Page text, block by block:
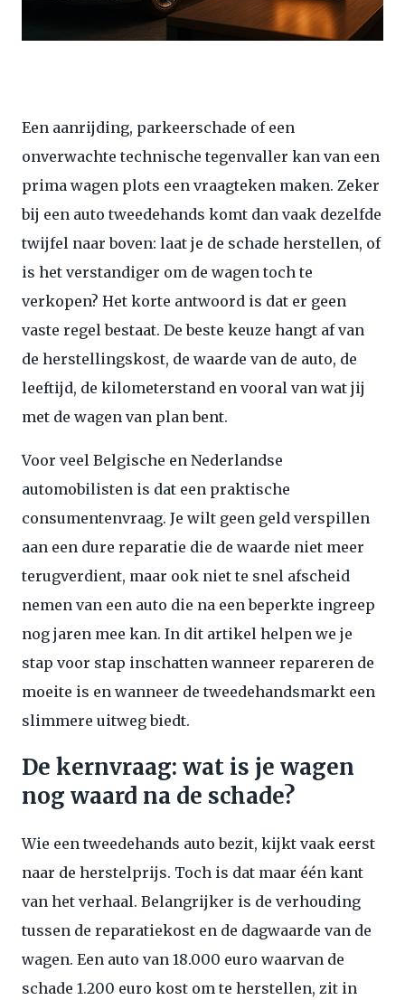
Een aanrijding, parkeerschade of een
onverwachte technische tegenvaller kan van een
prima wagen plots een vraagteken maken. Zeker
bij een auto tweedehands komt dan vaak dezelfde
twijfel naar boven: laat je de schade herstellen, of
is het verstandiger om de wagen toch te
verkopen? Het korte antwoord is dat er geen
vaste regel bestaat. De beste keuze hangt af van
de herstellingskost, de waarde van de auto, de
leeftijd, de kilometerstand en vooral van wat jij
met de wagen van plan bent.
Voor veel Belgische en Nederlandse
automobilisten is dat een praktische
consumentenvraag. Je wilt geen geld verspillen
aan een dure reparatie die de waarde niet meer
terugverdient, maar ook niet te snel afscheid
nemen van een auto die na een beperkte ingreep
nog jaren mee kan. In dit artikel helpen we je
stap voor stap inschatten wanneer repareren de
moeite is en wanneer de tweedehandsmarkt een
slimmere uitweg biedt.
De kernvraag: wat is je wagen
nog waard na de schade?
Wie een tweedehands auto bezit, kijkt vaak eerst
naar de herstelprijs. Toch is dat maar één kant
van het verhaal. Belangrijker is de verhouding
tussen de reparatiekost en de dagwaarde van de
wagen. Een auto van 18.000 euro waarvan de
schade 1.200 euro kost om te herstellen, zit in